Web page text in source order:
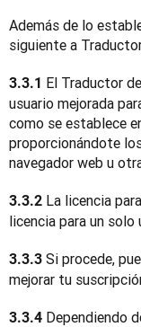
Además de lo
siguiente a
3.3.1 El Traductor
usuario mejorada
como se establece
proporcionándote
navegador web u
3.3.2 La licencia
licencia para un solo
3.3.3 Si procede,
mejorar tu
3.3.4 Dependiendo